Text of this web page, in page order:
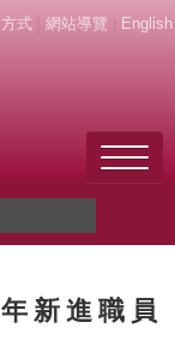
式 網站導覽 English
新進職員